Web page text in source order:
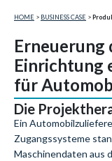
HOME > BUSINESS CASE >
Einrichtung
für
Die
Ein
Zugangssysteme
Maschinendaten aus